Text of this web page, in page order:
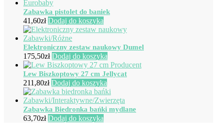
na
produktu
Zabawka pistolet do baniek
41,60zł Dodaj do koszyka
Elektroniczny zestaw naukowy Dumel
175,50zł Dodaj do koszyka
Lew Biszkoptowy 27 cm Jellycat
211,80zł Dodaj do koszyka
Zabawka Biedronka bańki mydlane
63,70zł Dodaj do koszyka